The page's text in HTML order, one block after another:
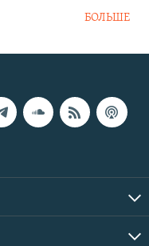
БОЛЬШЕ